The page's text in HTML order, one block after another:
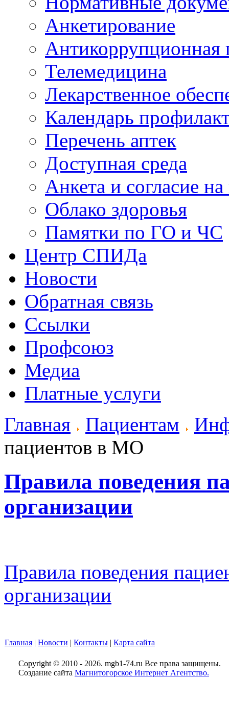
Анкетирование
Антикоррупционная
Телемедицина
Лекарственное
Календарь
Перечень аптек
Доступная среда
Анкета и согласие
Облако здоровья
Памятки по ГО и ЧС
Центр СПИДа
Новости
Обратная связь
Ссылки
Профсоюз
Медиа
Платные услуги
Главная
Пациентам
пациентов в МО
Правила поведения
организации
Правила поведения
организации
Главная | Новости | Контакты | Карта сайта
Copyright © 2010 - 2026. mgb1-74.ru Все права защищены.
Создание сайта Магнитогорское Интернет Агентство.